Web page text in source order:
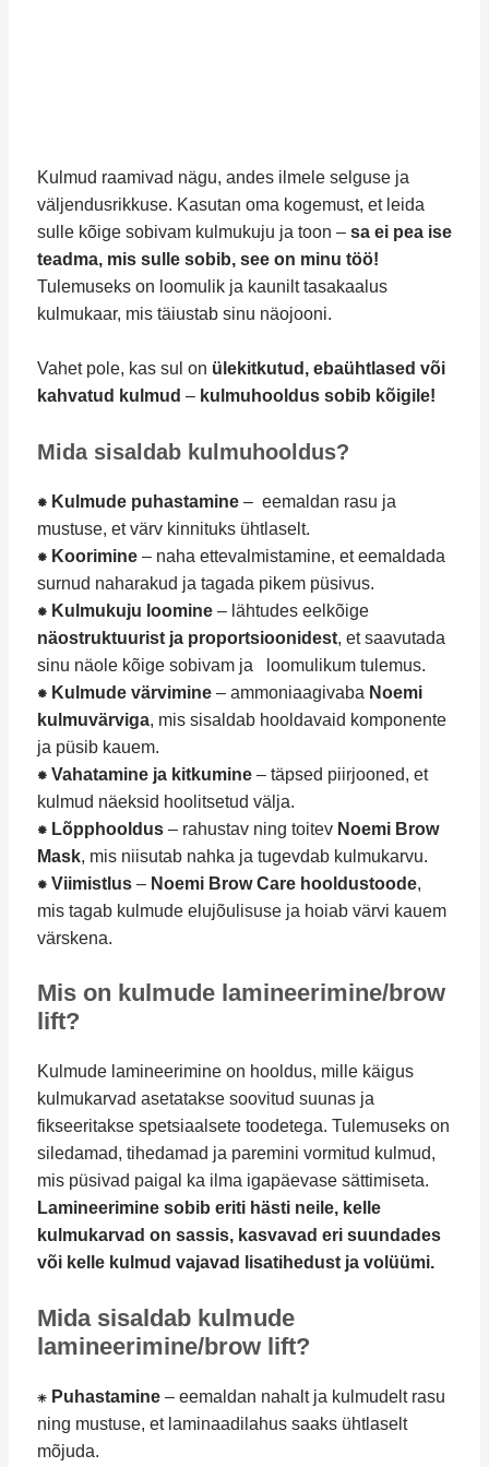
Kulmud raamivad nägu, andes ilmele selguse ja
väljendusrikkuse. Kasutan oma kogemust, et leida
sulle kõige sobivam kulmukuju ja toon – sa ei pea ise
teadma, mis sulle sobib, see on minu töö!
Tulemuseks on loomulik ja kaunilt tasakaalus
kulmukaar, mis täiustab sinu näojooni.
Vahet pole, kas sul on ülekitkutud, ebaühtlased või
kahvatud kulmud – kulmuhooldus sobib kõigile!
Mida sisaldab kulmuhooldus?
⁕ Kulmude puhastamine– eemaldan rasu ja
mustuse, et värv kinnituks ühtlaselt.
⁕ Koorimine– naha ettevalmistamine, et eemaldada
surnud naharakud ja tagada pikem püsivus.
⁕ Kulmukuju loomine– lähtudes eelkõige
näostruktuurist ja proportsioonidest, et saavutada
sinu näole kõige sobivam ja loomulikum tulemus.
⁕ Kulmude värvimine– ammoniaagivaba Noemi
kulmuvärviga, mis sisaldab hooldavaid komponente
ja püsib kauem.
⁕ Vahatamine ja kitkumine– täpsed piirjooned, et
kulmud näeksid hoolitsetud välja.
⁕ Lõpphooldus– rahustav ning toitev Noemi Brow
Mask, mis niisutab nahka ja tugevdab kulmukarvu.
⁕ Viimistlus– Noemi Brow Care hooldustoode,
mis tagab kulmude elujõulisuse ja hoiab värvi kauem
värskena.
Mis on kulmude lamineerimine/brow
lift?
Kulmude lamineerimine on hooldus, mille käigus
kulmukarvad asetatakse soovitud suunas ja
fikseeritakse spetsiaalsete toodetega. Tulemuseks on
siledamad, tihedamad ja paremini vormitud kulmud,
mis püsivad paigal ka ilma igapäevase sättimiseta.
Lamineerimine sobib eriti hästi neile, kelle
kulmukarvad on sassis, kasvavad eri suundades
või kelle kulmud vajavad lisatihedust ja volüümi.
Mida sisaldab kulmude
lamineerimine/brow lift?
⁕ Puhastamine– eemaldan nahalt ja kulmudelt rasu
ning mustuse, et laminaadilahus saaks ühtlaselt
mõjuda.